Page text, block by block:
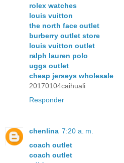
rolex watches
louis vuitton
the north face outlet
burberry outlet store
louis vuitton outlet
ralph lauren polo
uggs outlet
cheap jerseys wholesale
20170104caihuali
Responder
chenlina 7:20 a. m.
coach outlet
coach outlet